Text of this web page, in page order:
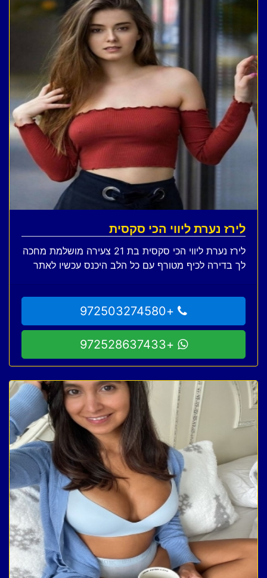
לירז נערת ליווי הכי סקסית
לירז נערת ליווי הכי סקסית בת 21 צעירה מושלמת מחכה
לך בדירה לכיף מטורף עם כל הלב היכנס עכשיו לאתר
+972503274580
+972528637433